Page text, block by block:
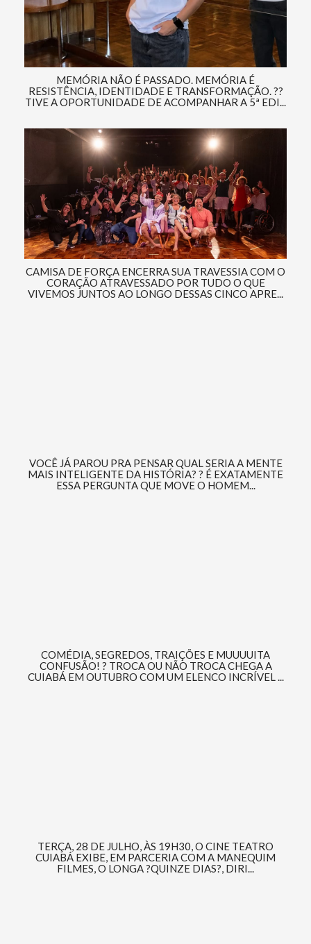
MEMÓRIA NÃO É PASSADO. MEMÓRIA É
RESISTÊNCIA, IDENTIDADE E TRANSFORMAÇÃO. ??
TIVE A OPORTUNIDADE DE ACOMPANHAR A 5ª EDI...
CAMISA DE FORÇA ENCERRA SUA TRAVESSIA COM O
CORAÇÃO ATRAVESSADO POR TUDO O QUE
VIVEMOS JUNTOS AO LONGO DESSAS CINCO APRE...
VOCÊ JÁ PAROU PRA PENSAR QUAL SERIA A MENTE
MAIS INTELIGENTE DA HISTÓRIA? ? É EXATAMENTE
ESSA PERGUNTA QUE MOVE O HOMEM...
COMÉDIA, SEGREDOS, TRAIÇÕES E MUUUUITA
CONFUSÃO! ? TROCA OU NÃO TROCA CHEGA A
CUIABÁ EM OUTUBRO COM UM ELENCO INCRÍVEL ...
TERÇA, 28 DE JULHO, ÀS 19H30, O CINE TEATRO
CUIABÁ EXIBE, EM PARCERIA COM A MANEQUIM
FILMES, O LONGA ?QUINZE DIAS?, DIRI...